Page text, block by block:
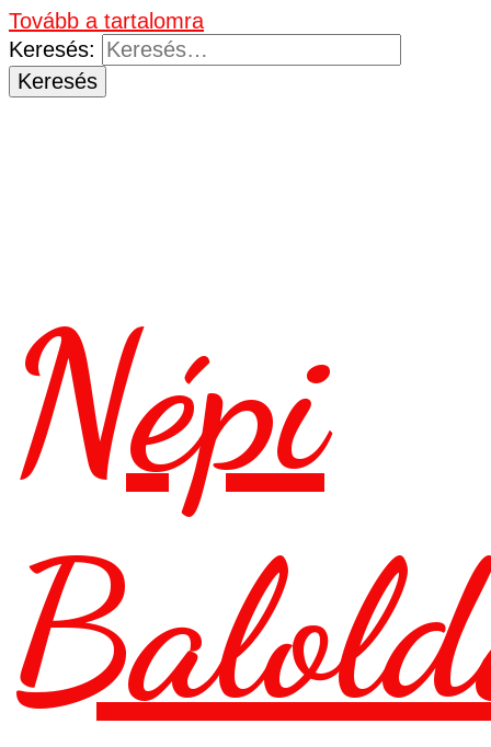
Tovább a tartalomra
Keresés:
Népi